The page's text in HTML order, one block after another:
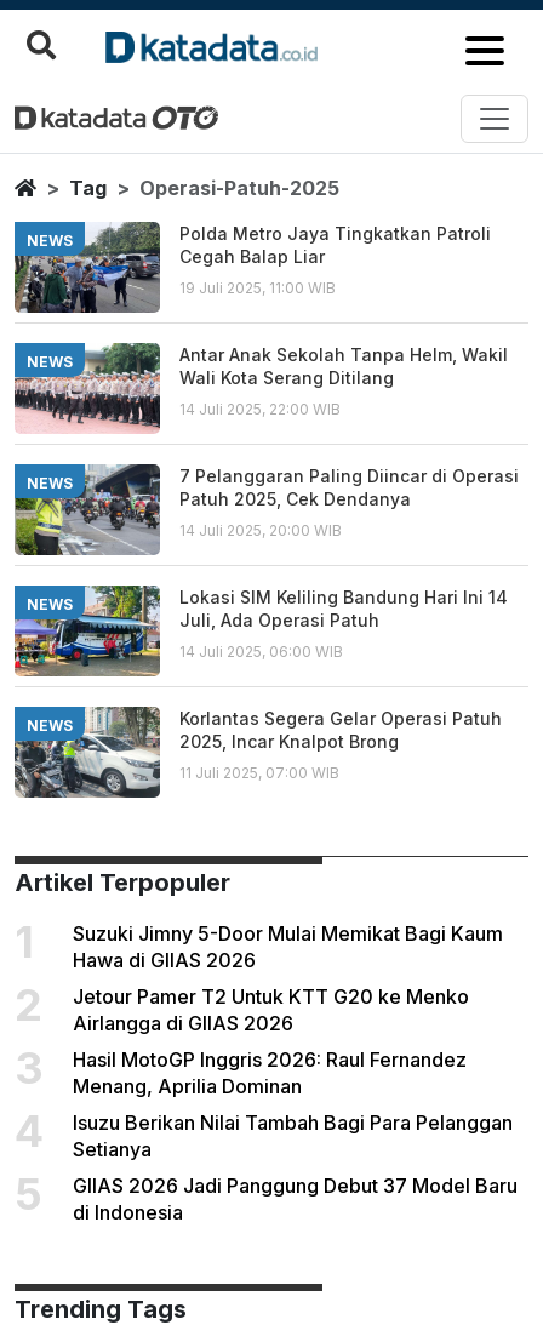
Operasi Patuh 2025
Berita Terbaru
HomeTag Operasi-Patuh-2025
NEWS
Polda Metro Jaya Tingkatkan Patroli
Cegah Balap Liar
19 Juli 2025, 11:00 WIB
NEWS
Antar Anak Sekolah Tanpa Helm, Wakil
Wali Kota Serang Ditilang
14 Juli 2025, 22:00 WIB
NEWS
7 Pelanggaran Paling Diincar di Operasi
Patuh 2025, Cek Dendanya
14 Juli 2025, 20:00 WIB
NEWS
Lokasi SIM Keliling Bandung Hari Ini 14
Juli, Ada Operasi Patuh
14 Juli 2025, 06:00 WIB
NEWS
Korlantas Segera Gelar Operasi Patuh
2025, Incar Knalpot Brong
11 Juli 2025, 07:00 WIB
Artikel Terpopuler
1
Suzuki Jimny 5-Door Mulai Memikat Bagi Kaum
Hawa di GIIAS 2026
2
Jetour Pamer T2 Untuk KTT G20 ke Menko
Airlangga di GIIAS 2026
3
Hasil MotoGP Inggris 2026: Raul Fernandez
Menang, Aprilia Dominan
4
Isuzu Berikan Nilai Tambah Bagi Para Pelanggan
Setianya
5
GIIAS 2026 Jadi Panggung Debut 37 Model Baru
di Indonesia
Trending Tags